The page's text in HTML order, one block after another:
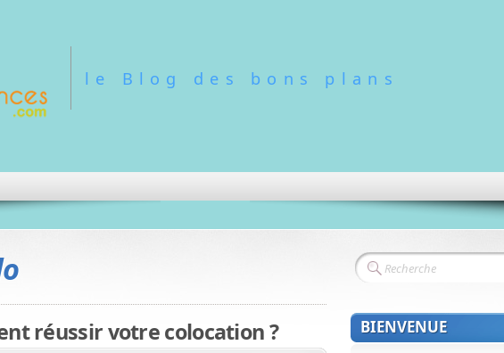
le Blog des bons plans
réussir votre colocation ? BIENVENUE